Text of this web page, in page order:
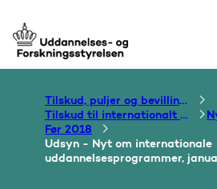
Gå til forsiden
Tilskud, puljer og bevillinger
Tilskud til internationalt samarbejde om uddannelse
Før 2018
Udsyn - Nyt om internationale
uddannelsesprogrammer,